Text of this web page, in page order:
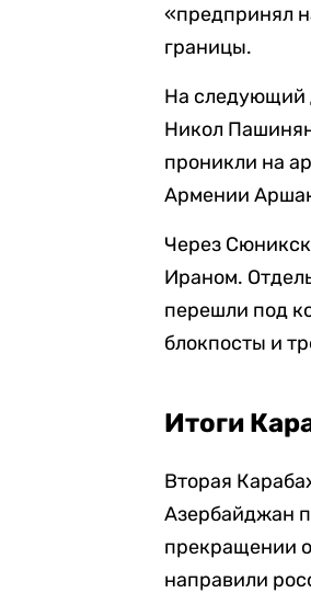
«предпринял
границы.
На следующий
Никол
проникли на
Армении
Через
Ираном.
перешли под
блокпосты и
Итоги
Вторая
Азербайджан
прекращении
направили